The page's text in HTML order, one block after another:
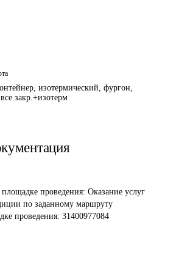
изотермический, фургон,
закр.+изотерм
проведения: Оказание услуг
по заданному маршруту
проведения: 31400977084